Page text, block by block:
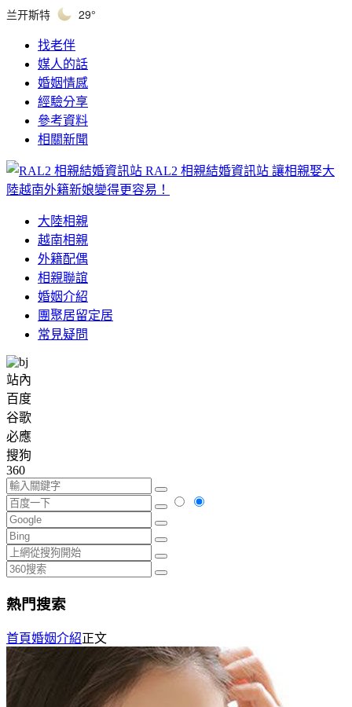
兰开斯特 29°
找老伴
媒人的話
婚姻情感
經驗分享
參考資料
相關新聞
RAL2 相親結婚資訊站 讓相親娶大
陸越南外籍新娘變得更容易！
大陸相親
越南相親
外籍配偶
相親聯誼
婚姻介紹
團聚居留定居
常見疑問
站內
百度
谷歌
必應
搜狗
360
熱門搜索
首頁婚姻介紹正文